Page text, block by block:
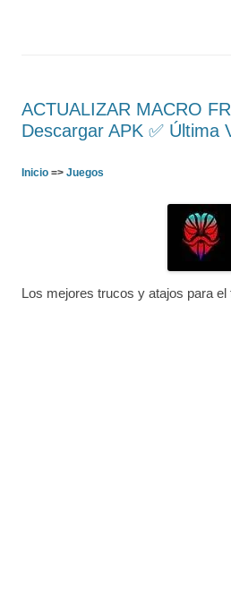
ACTUALIZAR MACRO
Descargar APK ✅️ Última
Inicio => Juegos
Los mejores trucos y atajos para